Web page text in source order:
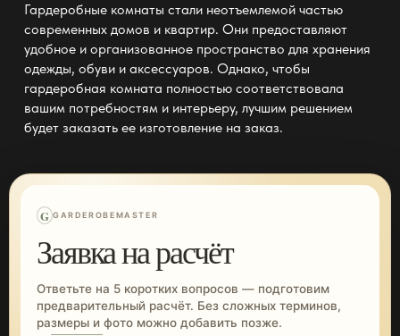
Гардеробные комнаты стали неотъемлемой частью
современных домов и квартир. Они предоставляют
удобное и организованное пространство для хранения
одежды, обуви и аксессуаров. Однако, чтобы
гардеробная комната полностью соответствовала
вашим потребностям и интерьеру, лучшим решением
будет заказать ее изготовление на заказ.
G GARDEROBEMASTER
Заявка на расчёт
Ответьте на 5 коротких вопросов — подготовим
предварительный расчёт. Без сложных терминов,
размеры и фото можно добавить позже.